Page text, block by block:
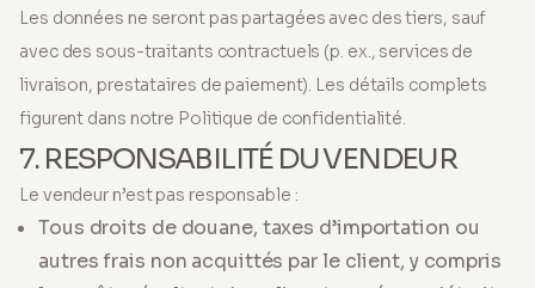
Les données ne seront pas partagées avec des tiers, sauf
avec des sous-traitants contractuels (p. ex., services de
livraison, prestataires de paiement). Les détails complets
figurent dans notre Politique de confidentialité.
7. RESPONSABILITÉ DU VENDEUR
Le vendeur n’est pas responsable :
Tous droits de douane, taxes d’importation ou
autres frais non acquittés par le client, y compris